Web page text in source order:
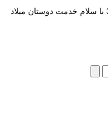
آموزش معرفی تکسچر به نرم افزار 3DMax با سلام خدمت دوستان میلاد